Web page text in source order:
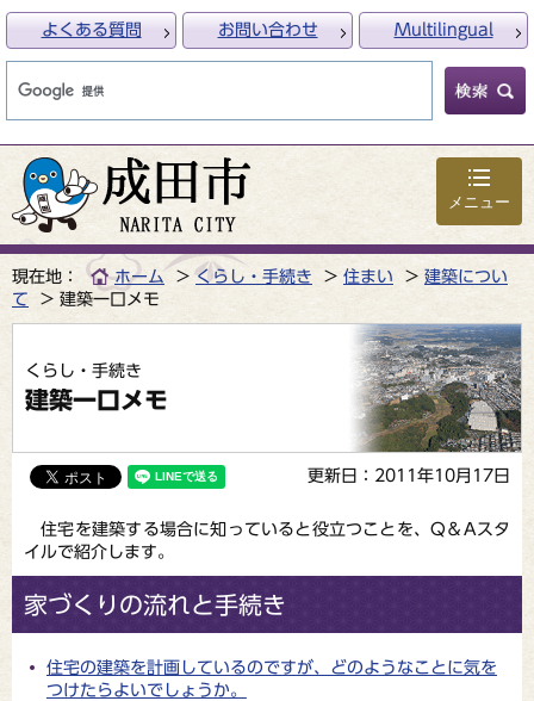
メニュー
よくある質問 お問い合わせ Multilingual
現在地： ホーム くらし・手続き 住まい
建築につい
て
建築一口メモ
くらし・手続き
建築一口メモ
更新日：2011年10月17日
住宅を建築する場合に知っていると役立つことを、Q＆Aスタ
イルで紹介します。
家づくりの流れと手続き
住宅の建築を計画しているのですが、どのようなことに気を
つけたらよいでしょうか。